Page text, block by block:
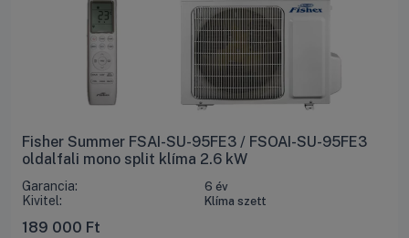
Fisher Summer FSAI-SU-95FE3 / FSOAI-SU-95FE3
oldalfali mono split klíma 2.6 kW
Garancia: 6 év
Kivitel: Klíma szett
189 000 Ft